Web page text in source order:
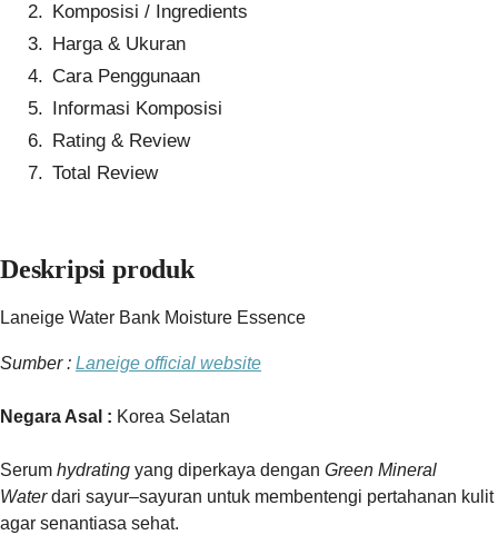
Komposisi / Ingredients
Harga & Ukuran
Cara Penggunaan
Informasi Komposisi
Rating & Review
Total Review
Deskripsi produk
Laneige Water Bank Moisture Essence
Sumber : Laneige official website
Negara Asal : Korea Selatan
Serum hydrating yang diperkaya dengan Green Mineral
Waterdari sayur–sayuran untuk membentengi pertahanan kulit
agar senantiasa sehat.